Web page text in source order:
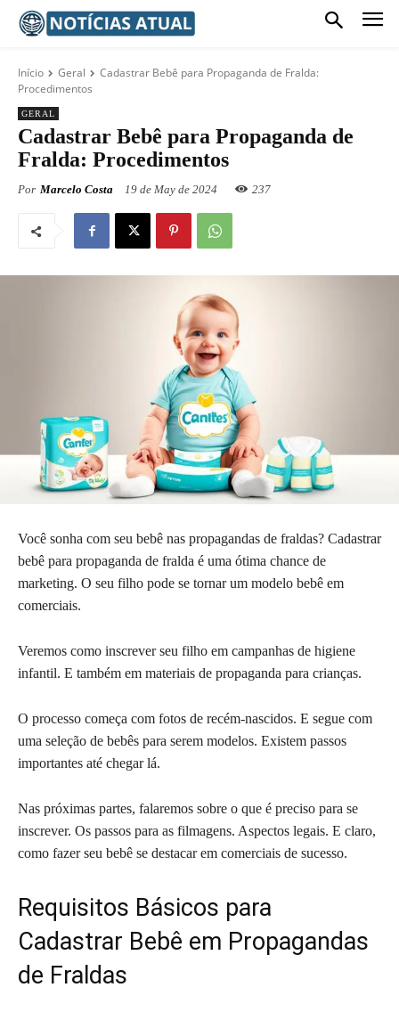
Início Geral
Cadastrar Bebê para Propaganda de Fralda:
Procedimentos
GERAL
Cadastrar Bebê para Propaganda de
Fralda: Procedimentos
Por Marcelo Costa 19 de May de 2024 237
Você sonha com seu bebê nas propagandas de fraldas? Cadastrar
bebê para propaganda de fralda é uma ótima chance de
marketing. O seu filho pode se tornar um modelo bebê em
comerciais.
Veremos como inscrever seu filho em campanhas de higiene
infantil. E também em materiais de propaganda para crianças.
O processo começa com fotos de recém-nascidos. E segue com
uma seleção de bebês para serem modelos. Existem passos
importantes até chegar lá.
Nas próximas partes, falaremos sobre o que é preciso para se
inscrever. Os passos para as filmagens. Aspectos legais. E claro,
como fazer seu bebê se destacar em comerciais de sucesso.
Requisitos Básicos para
Cadastrar Bebê em Propagandas
de Fraldas